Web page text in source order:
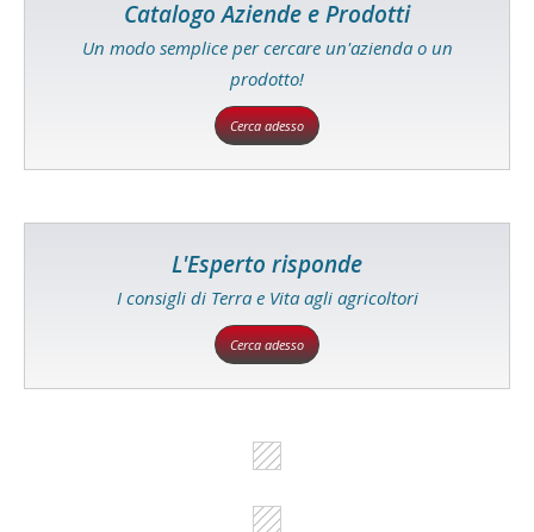
Catalogo Aziende e Prodotti
Un modo semplice per cercare un'azienda o un
prodotto!
Cerca adesso
L'Esperto risponde
I consigli di Terra e Vita agli agricoltori
Cerca adesso